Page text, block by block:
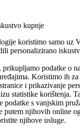
kupnje
koristimo samo uz
personalizirano
podatke o
Koristimo ih
i prikazivanje
statistike korištenja.
podatke s vanjskim
putem njihovih online
njihove usluge.